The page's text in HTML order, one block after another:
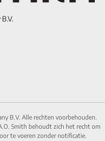
B.V. Alle rechten voorbehouden.
Smith behoudt zich het recht om
te voeren zonder notificatie.